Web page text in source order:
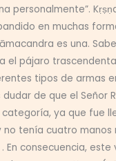
personalmente”.
en muchas
es una.
el pájaro
tipos de armas
de que el Señor
ya que fue
no tenía cuatro manos
En consecuencia, este